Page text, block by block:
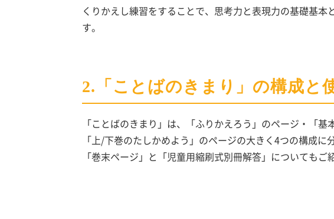
くりかえし練習をすることで、思考力と表現力の基礎基
す。
2.「ことばのきまり」の構成と
「ことばのきまり」は、「ふりかえろう」のページ・「
「上/下巻のたしかめよう」のページの大きく4つの構成に
「巻末ページ」と「児童用縮刷式別冊解答」についてもご